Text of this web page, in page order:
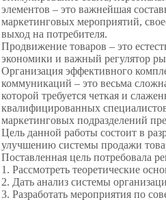
элементов – это важнейшая
маркетинговых мероприятий,
выход на потребителя.
Продвижение товаров – это
экономики и важный регулятор
Организация эффективного
коммуникаций – это весьма
которой требуется четкая и
квалифицированных
маркетинговых подразделений
Цель данной работы состоит в
улучшению системы продажи
Поставленная цель потребовала
1. Рассмотреть теоретические
2. Дать анализ системы
3. Разработать мероприятия по